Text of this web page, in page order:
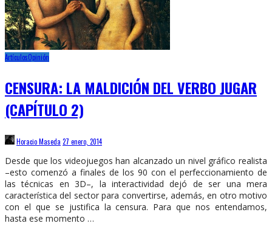
ArtículosOpinión
CENSURA: LA MALDICIÓN DEL VERBO JUGAR
(CAPÍTULO 2)
Horacio Maseda 27 enero, 2014
Desde que los videojuegos han alcanzado un nivel gráfico realista
–esto comenzó a finales de los 90 con el perfeccionamiento de
las técnicas en 3D–, la interactividad dejó de ser una mera
característica del sector para convertirse, además, en otro motivo
con el que se justifica la censura. Para que nos entendamos,
hasta ese momento …